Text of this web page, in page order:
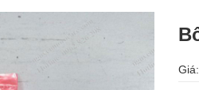
Giá: